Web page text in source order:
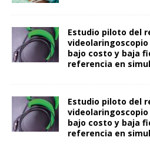
Estudio piloto del
bajo costo y baja
referencia en
Estudio piloto del
bajo costo y baja
referencia en